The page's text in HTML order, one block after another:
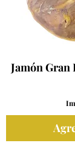
Jamón Gran